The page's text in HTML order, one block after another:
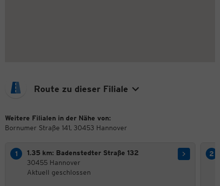
Route zu dieser Filiale
Weitere Filialen in der Nähe von:
Bornumer Straße 141, 30453 Hannover
1.35 km: Badenstedter Straße 132
30455 Hannover
Aktuell geschlossen